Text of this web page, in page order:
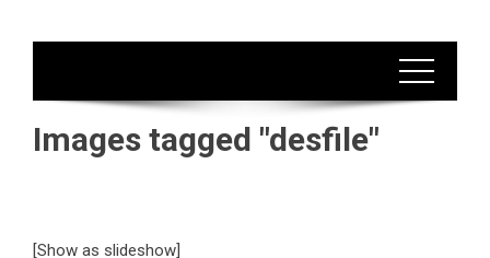
Images tagged "desfile"
[Show as slideshow]